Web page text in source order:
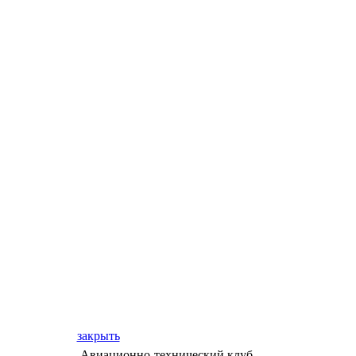
закрыть